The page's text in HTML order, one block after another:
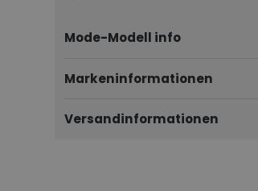
Mode-Modell info
Markeninformationen
Versandinformationen